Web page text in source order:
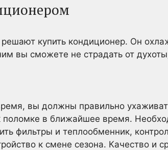
купить кондиционер. Он
вы сможете не страдать от
вы должны правильно
поломке в ближайшее время.
фильтры и теплообменник,
к смене сезона. Качество и